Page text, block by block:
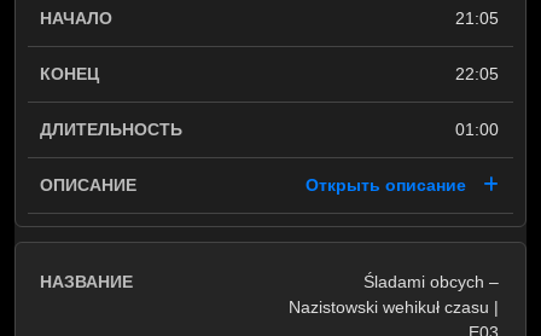
21:05
22:05
01:00
Открыть описание
Śladami obcych –
Nazistowski wehikuł czasu |